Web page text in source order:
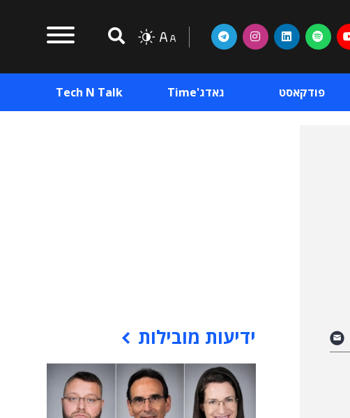
פודקאסט גאדג'Time Tech N Talk
ידיעות מובילות